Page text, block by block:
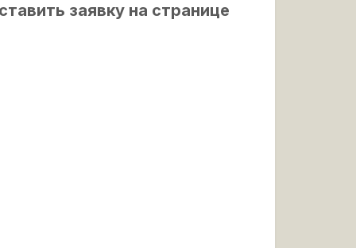
заявку на странице